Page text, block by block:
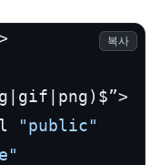
"public"
복사